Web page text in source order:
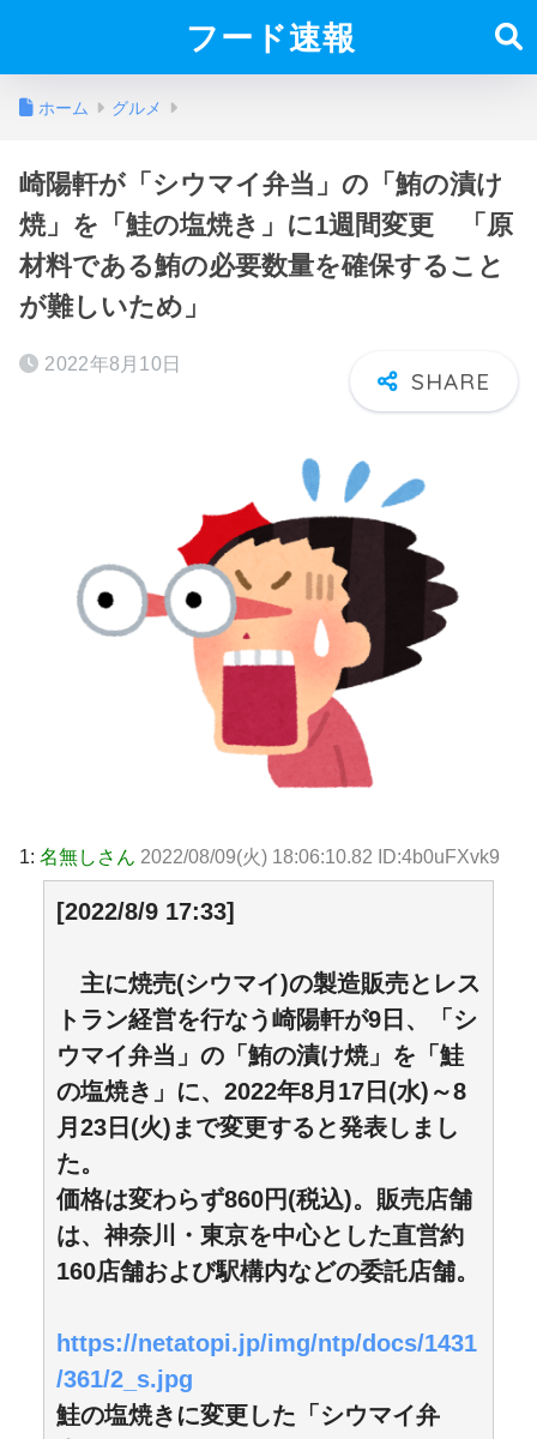
フード速報
ホーム グルメ
崎陽軒が「シウマイ弁当」の「鮪の漬け
焼」を「鮭の塩焼き」に1週間変更 「原
材料である鮪の必要数量を確保すること
が難しいため」
2022年8月10日
1: 名無しさん 2022/08/09(火) 18:06:10.82 ID:4b0uFXvk9
[2022/8/9 17:33]
主に焼売(シウマイ)の製造販売とレス
トラン経営を行なう崎陽軒が9日、「シ
ウマイ弁当」の「鮪の漬け焼」を「鮭
の塩焼き」に、2022年8月17日(水)～8
月23日(火)まで変更すると発表しまし
た。
価格は変わらず860円(税込)。販売店舗
は、神奈川・東京を中心とした直営約
160店舗および駅構内などの委託店舗。
https://netatopi.jp/img/ntp/docs/1431
/361/2_s.jpg
鮭の塩焼きに変更した「シウマイ弁